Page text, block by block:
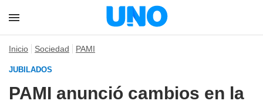
Inicio Sociedad PAMI
JUBILADOS
PAMI anunció cambios en la